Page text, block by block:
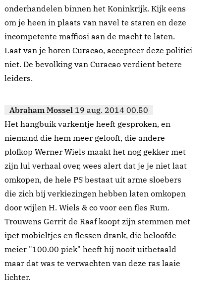
onderhandelen binnen het Koninkrijk. Kijk eens
om je heen in plaats van navel te staren en deze
incompetente maffiosi aan de macht te laten.
Laat van je horen Curacao, accepteer deze politici
niet. De bevolking van Curacao verdient betere
leiders.
Abraham Mossel 19 aug. 2014 00.50
Het hangbuik varkentje heeft gesproken, en
niemand die hem meer gelooft, die andere
plofkop Werner Wiels maakt het nog gekker met
zijn lul verhaal over, wees alert dat je je niet laat
omkopen, de hele PS bestaat uit arme sloebers
die zich bij verkiezingen hebben laten omkopen
door wijlen H. Wiels & co voor een fles Rum.
Trouwens Gerrit de Raaf koopt zijn stemmen met
ipet mobieltjes en flessen drank, die beloofde
meier "100.00 piek" heeft hij nooit uitbetaald
maar dat was te verwachten van deze ras laaie
lichter.